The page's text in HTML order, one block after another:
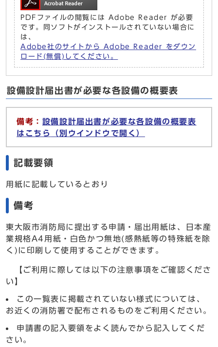
PDFファイルの閲覧には Adobe Reader が必要
です。同ソフトがインストールされていない場合に
は、
Adobe社のサイトから Adobe Reader をダウン
ロード(無償)してください。
設備設計届出書が必要な各設備の概要表
備考： 設備設計届出書が必要な各設備の概要表
はこちら
（別ウインドウで開く）
記載要領
用紙に記載しているとおり
備考
東大阪市消防局に提出する申請・届出用紙は、日本産
業規格A4用紙・白色かつ無地(感熱紙等の特殊紙を除
く)に印刷して使用することができます。
【ご利用に際しては以下の注意事項をご確認くださ
い】
この一覧表に掲載されていない様式については、
お近くの消防署で配布されるものをご利用ください。
申請書の記入要領をよく読んでから記入してくだ
さい。